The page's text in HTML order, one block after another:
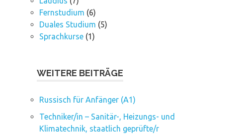
Fernstudium (6)
Duales Studium (5)
Sprachkurse (1)
WEITERE BEITRÄGE
Russisch für Anfänger (A1)
Techniker/in – Sanitär-, Heizungs- und
Klimatechnik, staatlich geprüfte/r